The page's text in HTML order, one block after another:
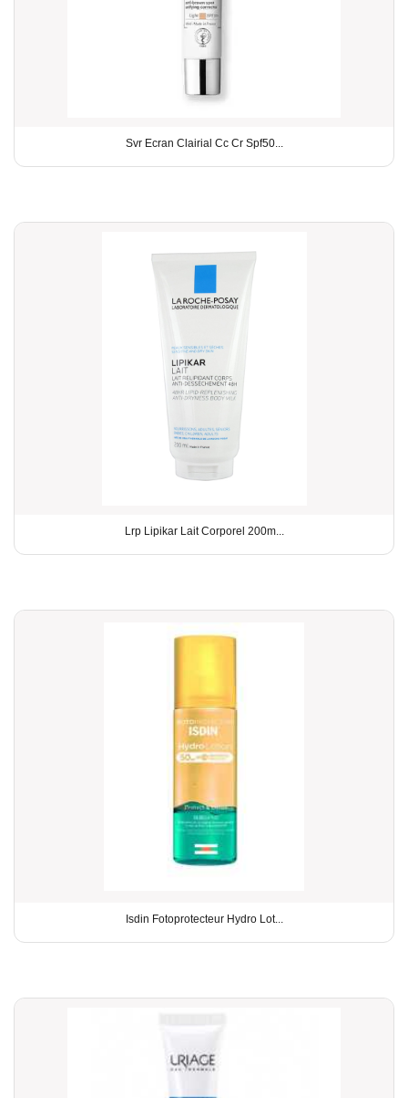
Svr Ecran Clairial Cc Cr Spf50...
Lrp Lipikar Lait Corporel 200m...
Isdin Fotoprotecteur Hydro Lot...